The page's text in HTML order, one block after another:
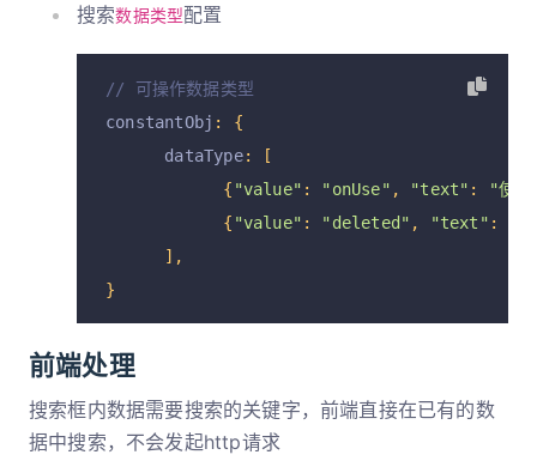
搜索数据类型配置
// 可操作数据类型
constantObj :
{
      dataType
:
[
{ "value" : "onUse" , "text" :
"使用
{ "value" : "deleted" , "text" :
],
}
前端处理
搜索框内数据需要搜索的关键字，前端直接在已有的数
据中搜索，不会发起http请求